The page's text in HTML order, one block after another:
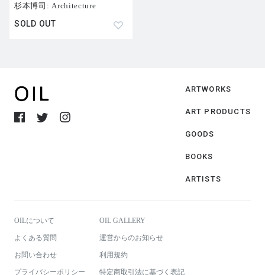
杉本博司: Architecture
SOLD OUT
ARTWORKS
ART PRODUCTS
GOODS
BOOKS
ARTISTS
OILについて OIL GALLERY
よくある質問 運営からのお知らせ
お問い合わせ 利用規約
プライバシーポリシー 特定商取引法に基づく表記